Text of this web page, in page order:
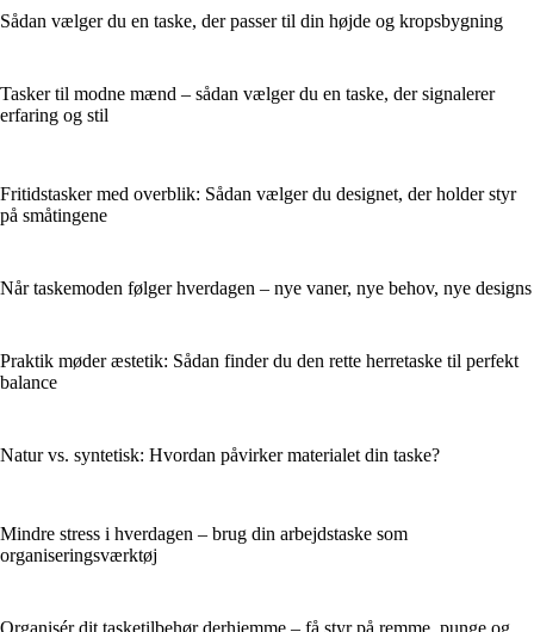
Sådan vælger du en taske, der passer til din højde og kropsbygning
Tasker til modne mænd – sådan vælger du en taske, der signalerer
erfaring og stil
Fritidstasker med overblik: Sådan vælger du designet, der holder styr
på småtingene
Når taskemoden følger hverdagen – nye vaner, nye behov, nye designs
Praktik møder æstetik: Sådan finder du den rette herretaske til perfekt
balance
Natur vs. syntetisk: Hvordan påvirker materialet din taske?
Mindre stress i hverdagen – brug din arbejdstaske som
organiseringsværktøj
Organisér dit tasketilbehør derhjemme – få styr på remme, punge og